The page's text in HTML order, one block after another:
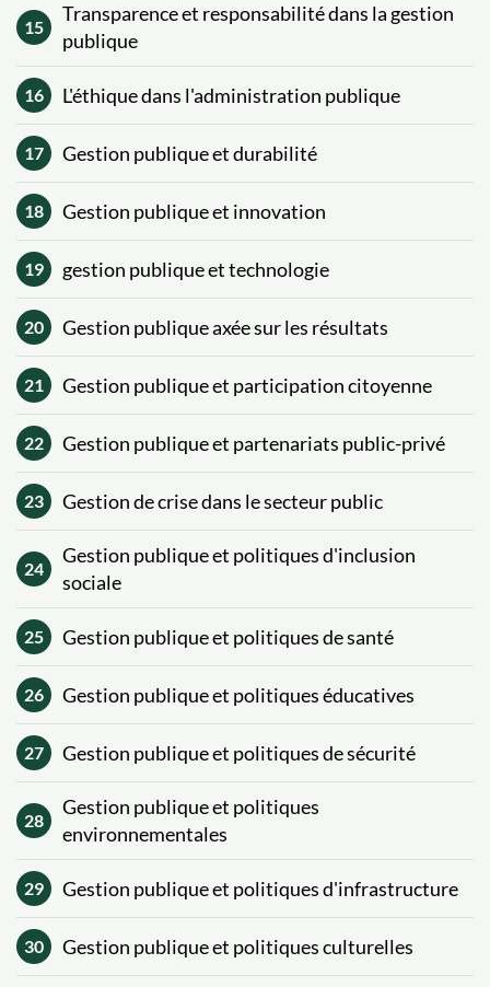
15
Transparence et responsabilité dans la gestion
publique
16 L'éthique dans l'administration publique
17 Gestion publique et durabilité
18 Gestion publique et innovation
19 gestion publique et technologie
20 Gestion publique axée sur les résultats
21 Gestion publique et participation citoyenne
22 Gestion publique et partenariats public-privé
23 Gestion de crise dans le secteur public
24
Gestion publique et politiques d'inclusion
sociale
25 Gestion publique et politiques de santé
26 Gestion publique et politiques éducatives
27 Gestion publique et politiques de sécurité
28
Gestion publique et politiques
environnementales
29 Gestion publique et politiques d'infrastructure
30 Gestion publique et politiques culturelles